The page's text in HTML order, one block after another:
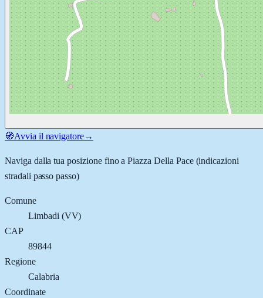
🧭Avvia il navigatore→
Naviga dalla tua posizione fino aPiazza Della Pace(indicazioni
stradali passo passo)
Comune
Limbadi (VV)
CAP
89844
Regione
Calabria
Coordinate